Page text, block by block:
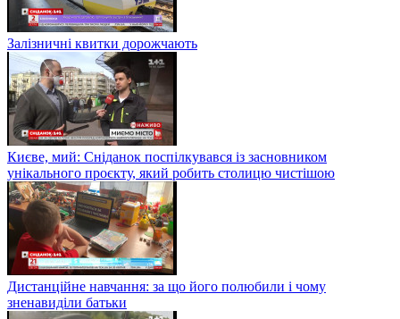
Залізничні квитки дорожчають
Києве, мий: Сніданок поспілкувався із засновником
унікального проєкту, який робить столицю чистішою
Дистанційне навчання: за що його полюбили і чому
зненавиділи батьки